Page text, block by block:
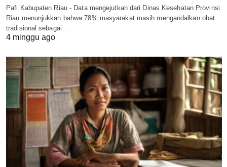
Pafi Kabupaten Riau - Data mengejutkan dari Dinas Kesehatan Provinsi
Riau menunjukkan bahwa 78% masyarakat masih mengandalkan obat
tradisional sebagai…
4 minggu ago